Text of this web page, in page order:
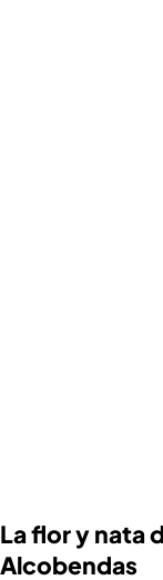
La flor y nata
Alcobendas